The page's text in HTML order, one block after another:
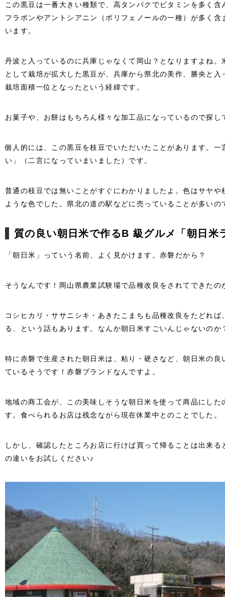
この黒豆は一番大きい種類で、高タンパクでビタミンを多く
フラボンやアントシアニン（ポリフェノールの一種）が多く
います。
丹波と入っているのに兵庫じゃなくて岡山？となりますよね
として栽培が拡大した黒豆が、兵庫から県北の美作、勝央と
栽培面積一位となったという経緯です。
お菓子や、お餅はもちろん様々な加工品になっているので探し
個人的には、この黒豆を枝豆でいただいたことがあります。
い」（二言になっていまいました）です。
普通の枝豆では無いことがすぐにわかりましたよ。色はサヤ
ような色でした。県北の道の駅などに売っていることが多いの
質の良い朝日米で作るB 級グルメ「朝日米
「朝日米」っていう名前、よく見かけます。赤磐だから？
そうなんです！岡山県農業試験場で品種改良をされてできたの
コシヒカリ・ササニシキ・あきたこまちも品種改良をたどれ
る、という話もあります。なんか朝日米すごいんじゃないのか
特に赤磐で生産された朝日米は、粘り・硬さなど、朝日米の
ているそうです！赤磐ブランドなんですよ。
地域の商工会が、この美味しそうな朝日米を使って商品にし
す。食べられるお店は残念ながら現在休業中とのことでした。
しかし、確認したところお店に行けば買って帰ることは出来
の違いをお試しください♪